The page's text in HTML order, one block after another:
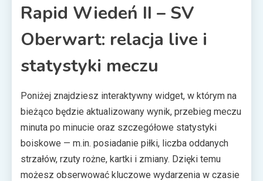
Rapid Wiedeń II – SV
Oberwart: relacja live i
statystyki meczu
Poniżej znajdziesz interaktywny widget, w którym na
bieżąco będzie aktualizowany wynik, przebieg meczu
minuta po minucie oraz szczegółowe statystyki
boiskowe — m.in. posiadanie piłki, liczba oddanych
strzałów, rzuty rożne, kartki i zmiany. Dzięki temu
możesz obserwować kluczowe wydarzenia w czasie